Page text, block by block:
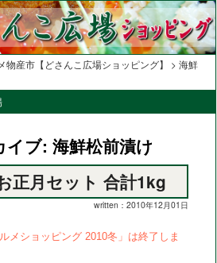
産市【どさんこ広場ショッピング】 >海鮮
イブ:海鮮松前漬け
正月セット 合計1kg
written：2010年12月01日
メショッピング 2010冬」は終了しま